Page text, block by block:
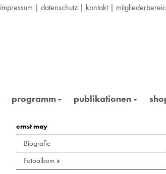
impressum | datenschutz | kontakt|
programm publikationen
ernst may
Biografie
Fotoalbum